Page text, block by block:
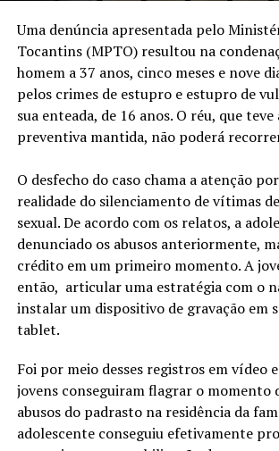
Uma denúncia apresentada pelo
Tocantins (MPTO) resultou na
homem a 37 anos, cinco meses e nove
pelos crimes de estupro e estupro de
sua enteada, de 16 anos. O réu, que teve
preventiva mantida, não poderá
O desfecho do caso chama a atenção
realidade do silenciamento de vítimas
sexual. De acordo com os relatos, a
denunciado os abusos anteriormente,
crédito em um primeiro momento. A
então, articular uma estratégia com o
instalar um dispositivo de gravação em
tablet.
Foi por meio desses registros em vídeo
jovens conseguiram flagrar o momento
abusos do padrasto na residência da
adolescente conseguiu efetivamente